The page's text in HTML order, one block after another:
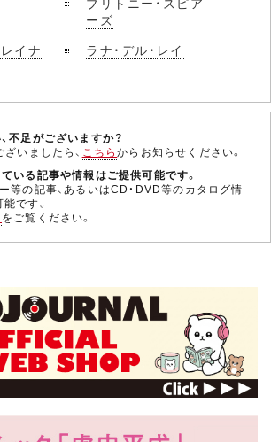
ーズ
イナ
ラナ・デル・レイ
不足がございますか？
いましたら、 こちらからお知らせください。
いる記事や情報はご提供可能です。
等の記事、あるいはCD・DVD等のカタログ情
です。
をご覧ください。